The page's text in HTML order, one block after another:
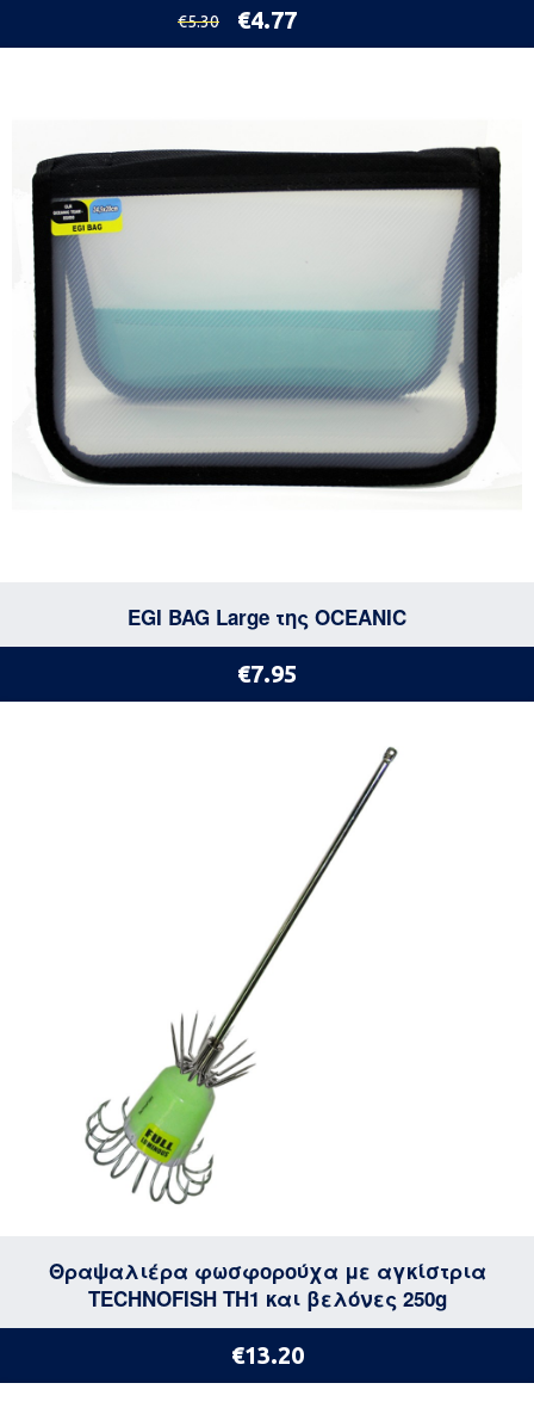
€5.30 €4.77
EGI BAG Large της OCEANIC
€7.95
Θραψαλιέρα φωσφορούχα με αγκίστρια
TECHNOFISH TH1 και βελόνες 250g
€13.20